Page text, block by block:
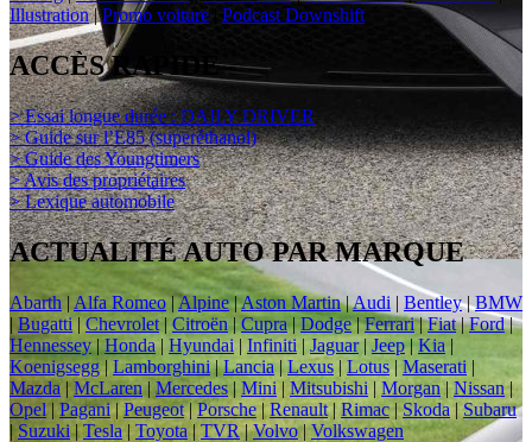
Illustration|Promo voiture Podcast Downshift
ACCÈS RAPIDE
> Essai longue durée : DAILY DRIVER
> Guide sur l’E85 (superéthanol)
> Guide des Youngtimers
> Avis des propriétaires
> Lexique automobile
ACTUALITÉ AUTO PAR MARQUE
Abarth | Alfa Romeo|Alpine|Aston Martin|Audi | Bentley|BMW
| Bugatti|Chevrolet|Citroën |Cupra | Dodge|Ferrari|Fiat|Ford|
Hennessey| Honda| Hyundai |Infiniti | Jaguar| Jeep|Kia |
Koenigsegg|Lamborghini|Lancia|Lexus | Lotus| Maserati |
Mazda |McLaren|Mercedes | Mini | Mitsubishi | Morgan|Nissan|
Opel | Pagani|Peugeot|Porsche | Renault| Rimac|Skoda | Subaru
| Suzuki|Tesla| Toyota | TVR|Volvo|Volkswagen